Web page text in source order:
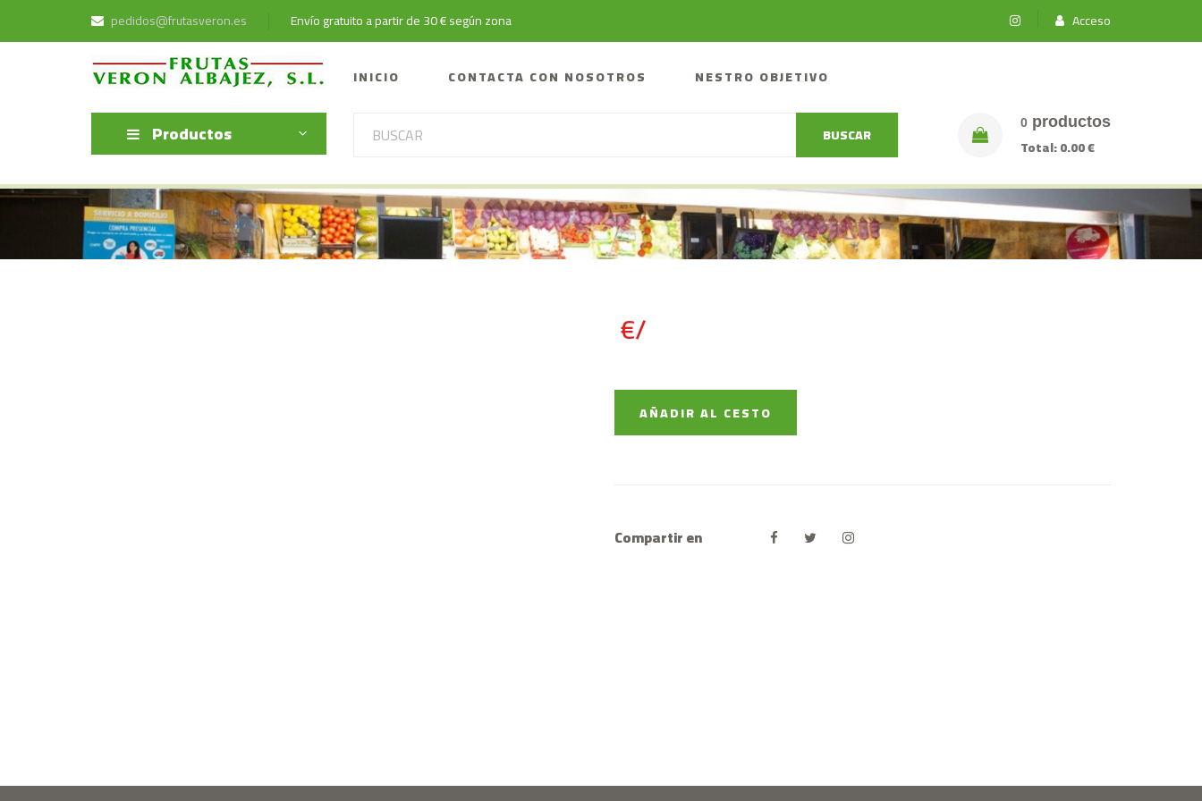
pedidos@frutasveron.es Envío gratuito a partir de 30 € según zona Acceso
INICIO CONTACTA CON NOSOTROS NESTRO OBJETIVO
Productos BUSCAR
0 productos
Total:0.00 €
€/
AÑADIR AL CESTO
Compartir en